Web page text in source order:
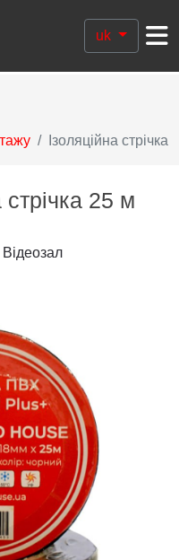
uk
Ізоляційна стрічка
стрічка 25 м
Відеозал